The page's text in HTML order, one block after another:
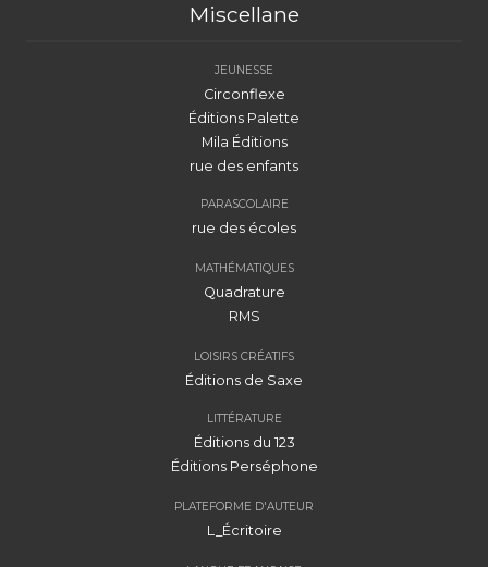
Miscellane
JEUNESSE
Circonflexe
Éditions Palette
Mila Éditions
rue des enfants
PARASCOLAIRE
rue des écoles
MATHÉMATIQUES
Quadrature
RMS
LOISIRS CRÉATIFS
Éditions de Saxe
LITTÉRATURE
Éditions du 123
Éditions Perséphone
PLATEFORME D'AUTEUR
L_Écritoire